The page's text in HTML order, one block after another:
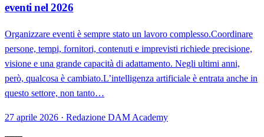
eventi nel 2026
Organizzare eventi è sempre stato un lavoro complesso.Coordinare
persone, tempi, fornitori, contenuti e imprevisti richiede precisione,
visione e una grande capacità di adattamento. Negli ultimi anni,
però, qualcosa è cambiato.L’intelligenza artificiale è entrata anche in
questo settore, non tanto…
27 aprile 2026 · Redazione DAM Academy